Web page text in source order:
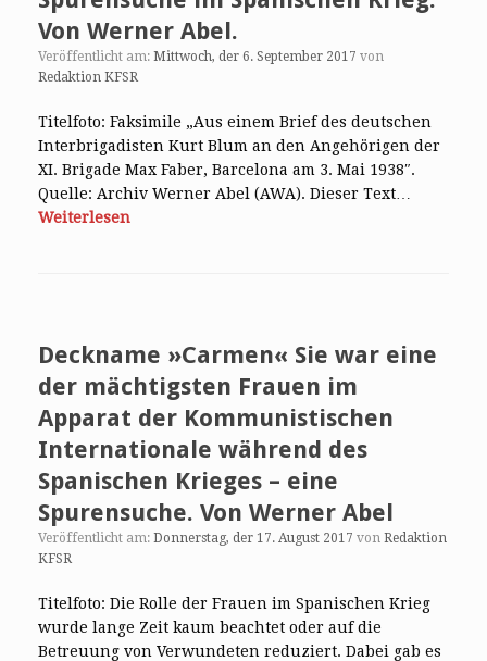
Von Werner Abel.
Veröffentlicht am: Mittwoch, der 6. September 2017 von
Redaktion KFSR
Titelfoto: Faksimile „Aus einem Brief des deutschen
Interbrigadisten Kurt Blum an den Angehörigen der
XI. Brigade Max Faber, Barcelona am 3. Mai 1938″.
Quelle: Archiv Werner Abel (AWA). Dieser Text…
Weiterlesen
Deckname »Carmen« Sie war eine
der mächtigsten Frauen im
Apparat der Kommunistischen
Internationale während des
Spanischen Krieges – eine
Spurensuche. Von Werner Abel
Veröffentlicht am: Donnerstag, der 17. August 2017 von Redaktion
KFSR
Titelfoto: Die Rolle der Frauen im Spanischen Krieg
wurde lange Zeit kaum beachtet oder auf ­die
Betreuung von Verwundeten ­reduziert. Dabei gab es